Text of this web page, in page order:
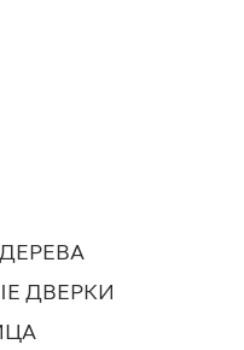
ДВЕРКИ